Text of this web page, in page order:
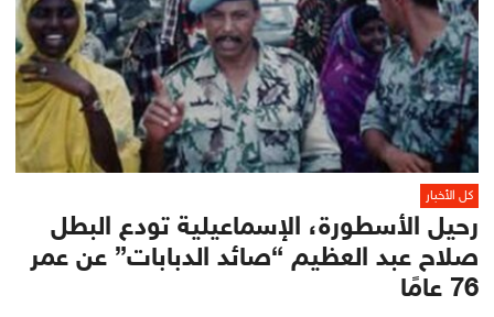
كل الأخبار
رحيل الأسطورة، الإسماعيلية تودع البطل
صلاح عبد العظيم “صائد الدبابات” عن عمر
76 عامًا